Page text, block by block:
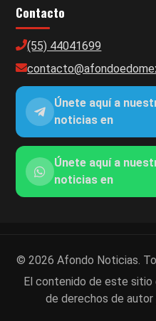
Contacto
(55) 44041699
Únete aquí a
noticias en
Únete aquí a
noticias en
© 2026 Afondo Noticias.
El contenido de este
de derechos de